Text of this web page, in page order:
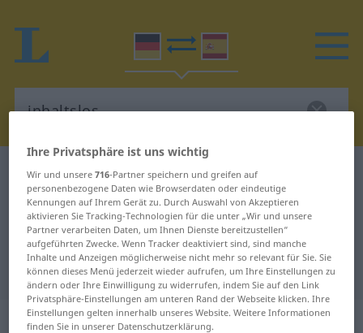
Deutsch-Spanisch Wörterbuch inhaltslos
Deutsch-Spanisch Übersetzung für
"inhaltslos"
"inhaltslos" Spanisch Übersetzung
„inhaltslos“: Adjektiv
Ihre Privatsphäre ist uns wichtig
Wir und unsere716-Partner speichern und greifen auf
personenbezogene Daten wie Browserdaten oder eindeutige
Kennungen auf Ihrem Gerät zu. Durch Auswahl von Akzeptieren
aktivieren Sie Tracking-Technologien für die unter „Wir und unsere
Partner verarbeiten Daten, um Ihnen Dienste bereitzustellen“
aufgeführten Zwecke. Wenn Tracker deaktiviert sind, sind manche
Inhalte und Anzeigen möglicherweise nicht mehr so relevant für Sie. Sie
können dieses Menü jederzeit wieder aufrufen, um Ihre Einstellungen zu
ändern oder Ihre Einwilligung zu widerrufen, indem Sie auf den Link
Privatsphäre-Einstellungen am unteren Rand der Webseite klicken. Ihre
Einstellungen gelten innerhalb unseres Website. Weitere Informationen
finden Sie in unserer Datenschutzerklärung.